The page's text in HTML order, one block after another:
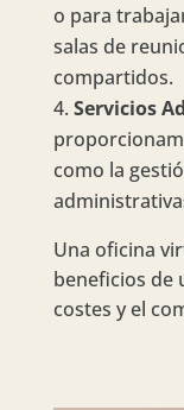
o para
salas de
compartidos.
Servicios
como la
Una oficina
beneficios de
costes y el